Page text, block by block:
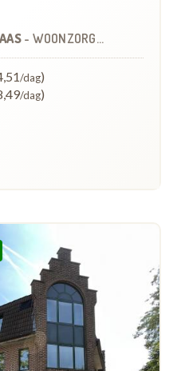
- WOONZORGCENTRUM (WZC)
/dag)
/dag)